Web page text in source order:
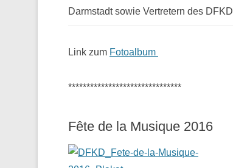
Darmstadt sowie Vertretern des
Link zum Fotoalbum
*******************************
Fête de la Musique 2016